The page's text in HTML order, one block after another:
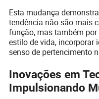
Esta mudança
tendência não são mais
função, mas também
estilo de vida, incorporar
senso de pertencimento
Inovações em
Impulsionando